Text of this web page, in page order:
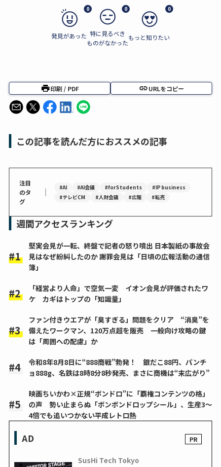
0
発見があった
0
特に見るべき
ものがなかった
0
もっと知りたい
印刷 / PDF URLをコピー
この記事を読んだ方におススメの記事
注目
のタ
グ
｜ #AI #AI会議 #forStudents
#IP business
#テレビCM
#人財会議 #広報 #転売
週間アクセスランキング
堅実会見が一転、終盤で記者の怒り噴出 日本製紙の事故会
見はなぜ紛糾したのか 謝罪会見は「日頃の広報活動の通信
簿」
「経営より人命」で空気一変 イオン会見が評価されたワ
ケ カギはトップの「知識量」
ファン付きウエアが「臭すぎる」問題をクリア “消臭”を
備えたワークマン、120万点超を販売 一般向け攻略の鍵
は「周囲への配慮」か
令和8年8月8日に“888商戦”勃発！ 銀だこ88円、パンチ
ョ888g、名鉄は8時8分8秒発売、まさに商機は“末広がり”
映画ちいかわ×正規“ボンドロ”に「覇権コンテンツの格」
の声 勢い止まらぬ「ボンボンドロップシール」、生産3～
4倍でも追いつかない平成レトロ熱
AD
SusHi Tech Tokyo